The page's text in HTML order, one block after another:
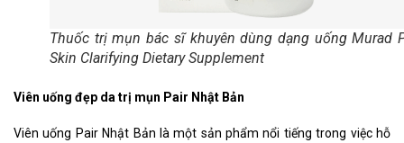
Thuốc trị mụn bác sĩ khuyên dùng dạng uống Murad
Skin Clarifying Dietary Supplement
Viên uống đẹp da trị mụn Pair Nhật Bản
Viên uống Pair Nhật Bản là một sản phẩm nổi tiếng trong việc hỗ